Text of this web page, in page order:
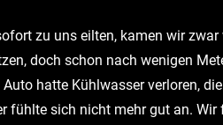
zu uns eilten, kamen wir
doch schon nach wenigen
hatte Kühlwasser verloren,
fühlte sich nicht mehr gut an.